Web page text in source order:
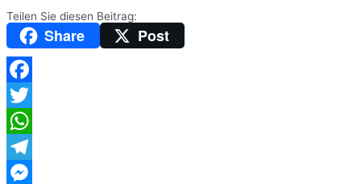
Teilen Sie diesen Beitrag:
Share Post
Facebook
Twitter
WhatsApp
Telegram